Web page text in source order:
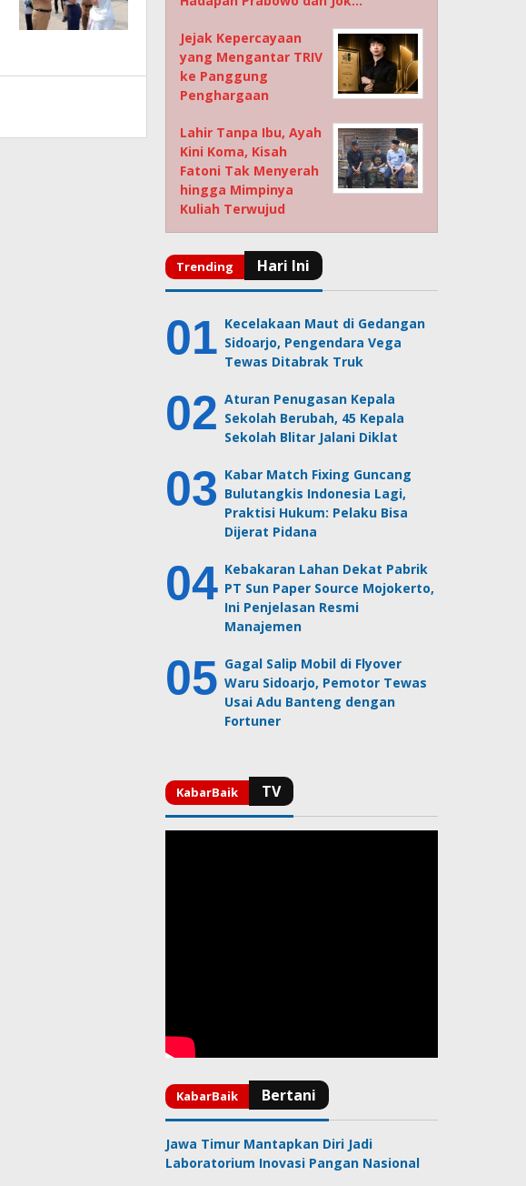
Jejak Kepercayaan
yang Mengantar TRIV
ke Panggung
Penghargaan
Lahir Tanpa Ibu, Ayah
Kini Koma, Kisah
Fatoni Tak Menyerah
hingga Mimpinya
Kuliah Terwujud
Kecelakaan Maut di Gedangan
Sidoarjo, Pengendara Vega
Tewas Ditabrak Truk
Aturan Penugasan Kepala
Sekolah Berubah, 45 Kepala
Sekolah Blitar Jalani Diklat
Kabar Match Fixing Guncang
Bulutangkis Indonesia Lagi,
Praktisi Hukum: Pelaku Bisa
Dijerat Pidana
Kebakaran Lahan Dekat Pabrik
PT Sun Paper Source Mojokerto,
Ini Penjelasan Resmi
Manajemen
Gagal Salip Mobil di Flyover
Waru Sidoarjo, Pemotor Tewas
Usai Adu Banteng dengan
Fortuner
Jawa Timur Mantapkan Diri Jadi
Laboratorium Inovasi Pangan Nasional